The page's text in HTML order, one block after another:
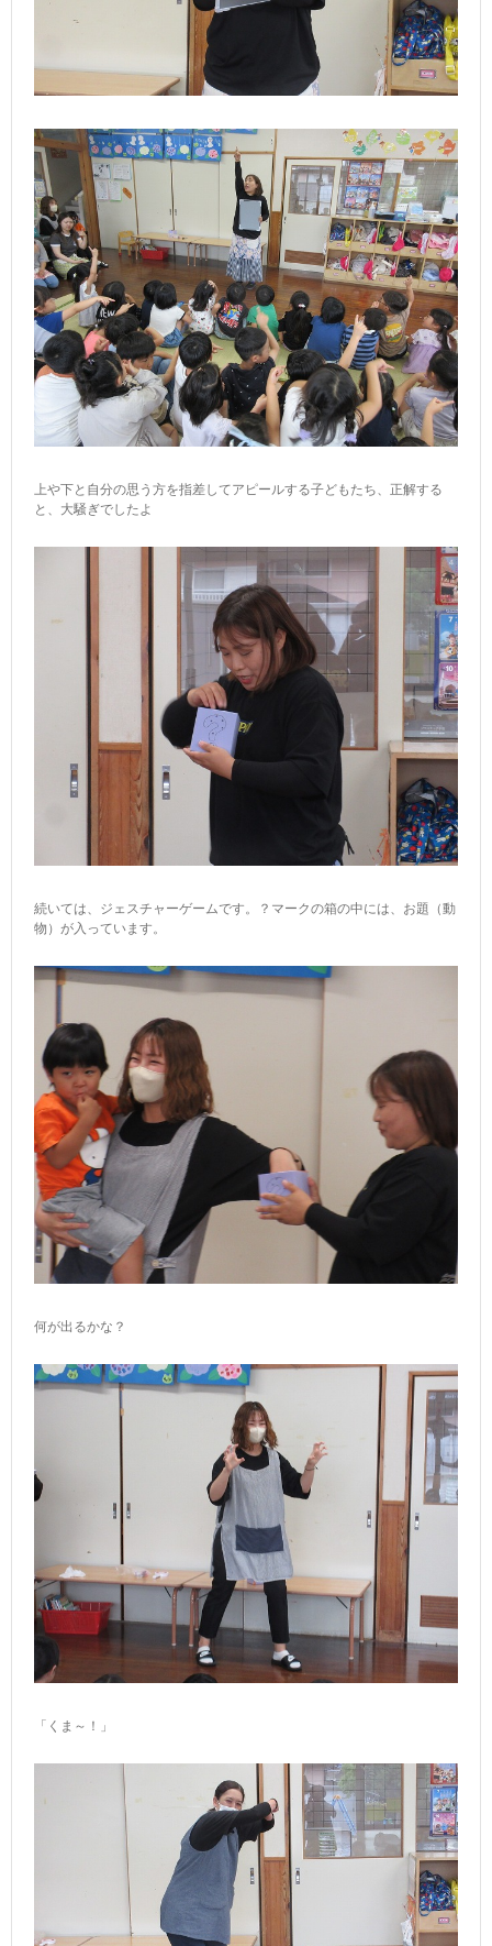
上や下と自分の思う方を指差してアピールする子どもたち、正解する
と、大騒ぎでしたよ
続いては、ジェスチャーゲームです。？マークの箱の中には、お題（動
物）が入っています。
何が出るかな？
「くま～！」